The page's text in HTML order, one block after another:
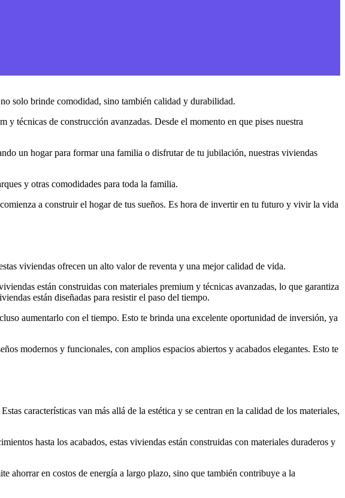
solo brinde comodidad, sino también calidad y durabilidad.
y técnicas de construcción avanzadas. Desde el momento en que pises nuestra
un hogar para formar una familia o disfrutar de tu jubilación, nuestras viviendas
y otras comodidades para toda la familia.
a construir el hogar de tus sueños. Es hora de invertir en tu futuro y vivir la vida
viviendas ofrecen un alto valor de reventa y una mejor calidad de vida.
están construidas con materiales premium y técnicas avanzadas, lo que garantiza
están diseñadas para resistir el paso del tiempo.
aumentarlo con el tiempo. Esto te brinda una excelente oportunidad de inversión, ya
modernos y funcionales, con amplios espacios abiertos y acabados elegantes. Esto te
características van más allá de la estética y se centran en la calidad de los materiales,
hasta los acabados, estas viviendas están construidas con materiales duraderos y
ahorrar en costos de energía a largo plazo, sino que también contribuye a la